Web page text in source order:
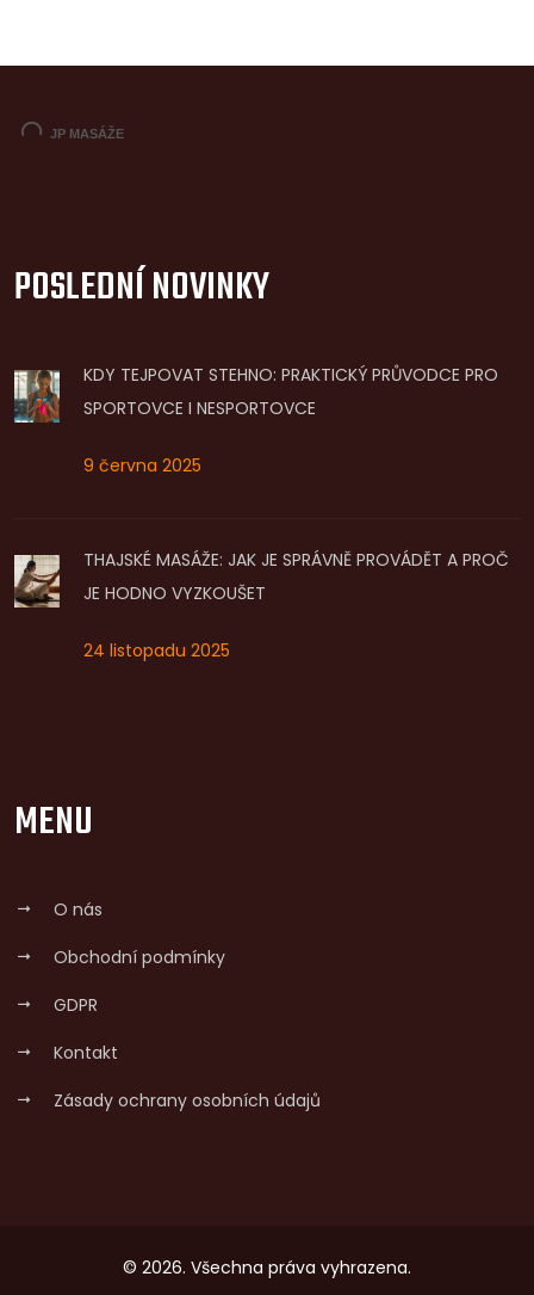
POSLEDNÍ NOVINKY
KDY TEJPOVAT STEHNO: PRAKTICKÝ PRŮVODCE PRO
SPORTOVCE I NESPORTOVCE
9 června 2025
THAJSKÉ MASÁŽE: JAK JE SPRÁVNĚ PROVÁDĚT A PROČ
JE HODNO VYZKOUŠET
24 listopadu 2025
MENU
O nás
Obchodní podmínky
GDPR
Kontakt
Zásady ochrany osobních údajů
© 2026. Všechna práva vyhrazena.